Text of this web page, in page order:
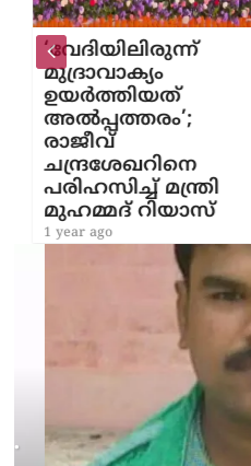
‘വേദിയിലിരുന്ന്
മുദ്രാവാക്യം
ഉയര്‍ത്തിയത്
അല്‍പ്പത്തരം’;
രാജീവ്
ചന്ദ്രശേഖറിനെ
പരിഹസിച്ച് മന്ത്രി
മുഹമ്മദ് റിയാസ്
1 year ago